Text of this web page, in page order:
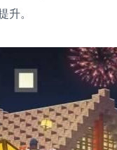
。